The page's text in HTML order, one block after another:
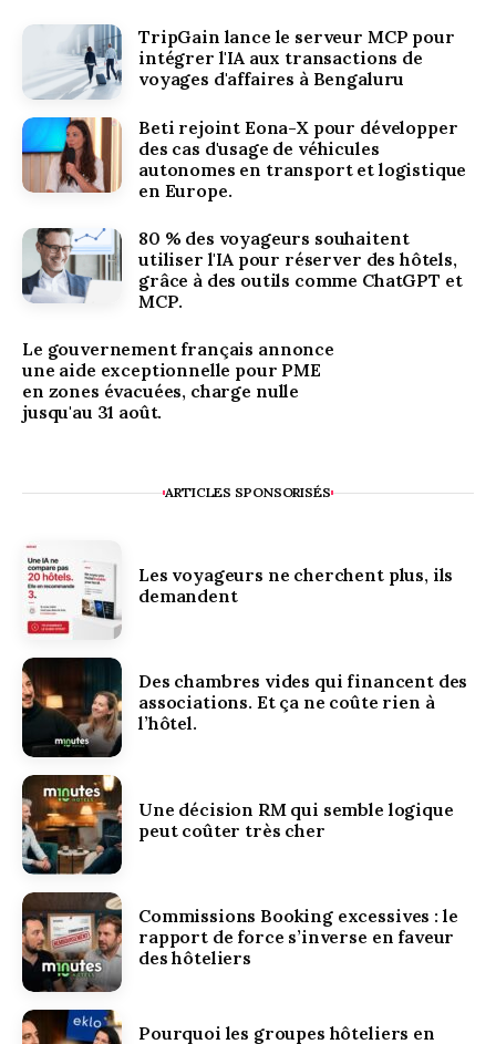
TripGain lance le serveur MCP pour
intégrer l'IA aux transactions de
voyages d'affaires à Bengaluru
Beti rejoint Eona-X pour développer
des cas d'usage de véhicules
autonomes en transport et logistique
en Europe.
80 % des voyageurs souhaitent
utiliser l'IA pour réserver des hôtels,
grâce à des outils comme ChatGPT et
MCP.
Le gouvernement français annonce
une aide exceptionnelle pour PME
en zones évacuées, charge nulle
jusqu'au 31 août.
ARTICLES SPONSORISÉS
Les voyageurs ne cherchent plus, ils
demandent
Des chambres vides qui financent des
associations. Et ça ne coûte rien à
l’hôtel.
Une décision RM qui semble logique
peut coûter très cher
Commissions Booking excessives : le
rapport de force s’inverse en faveur
des hôteliers
Pourquoi les groupes hôteliers en